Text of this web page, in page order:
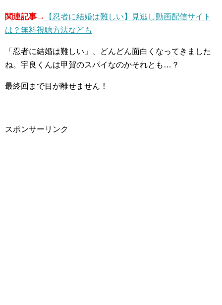
関連記事→
【忍者に結婚は難しい】見逃し動画配信サイト
は？無料視聴方法なども
「忍者に結婚は難しい」、どんどん面白くなってきました
ね。宇良くんは甲賀のスパイなのかそれとも…？
最終回まで目が離せません！
スポンサーリンク